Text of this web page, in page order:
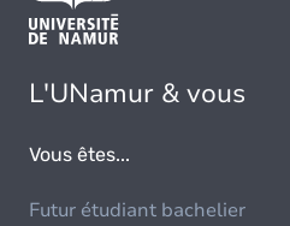
L'UNamur & vous
Vous êtes...
Futur étudiant bachelier